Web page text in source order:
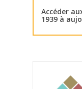
Accéder
1939 à